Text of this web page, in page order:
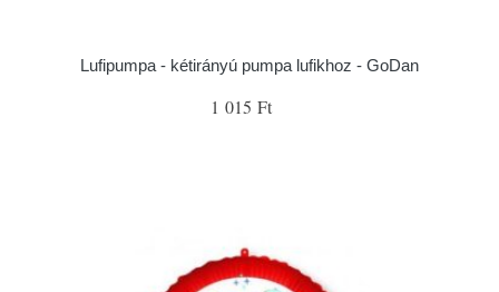
Lufipumpa - kétirányú pumpa lufikhoz - GoDan
1 015 Ft